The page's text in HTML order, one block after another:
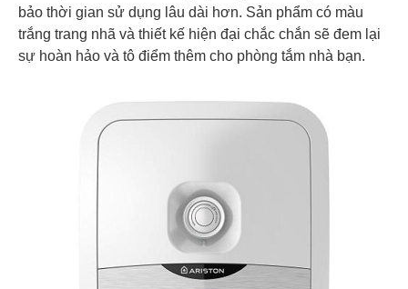
bảo thời gian sử dụng lâu dài hơn. Sản phẩm có màu
trắng trang nhã và thiết kế hiện đại chắc chắn sẽ đem lại
sự hoàn hảo và tô điểm thêm cho phòng tắm nhà bạn.